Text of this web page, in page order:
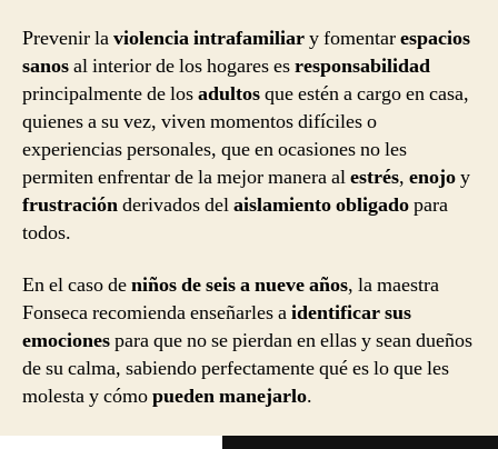
Prevenir laviolencia intrafamiliary fomentarespacios
sanosal interior de los hogares esresponsabilidad
principalmente de losadultosque estén a cargo en casa,
quienes a su vez, viven momentos difíciles o
experiencias personales, que en ocasiones no les
permiten enfrentar de la mejor manera alestrés, enojoy
frustraciónderivados delaislamiento obligadopara
todos.
En el caso deniños de seis a nueve años, la maestra
Fonseca recomienda enseñarles aidentificar sus
emocionespara que no se pierdan en ellas y sean dueños
de su calma, sabiendo perfectamente qué es lo que les
molesta y cómopueden manejarlo.